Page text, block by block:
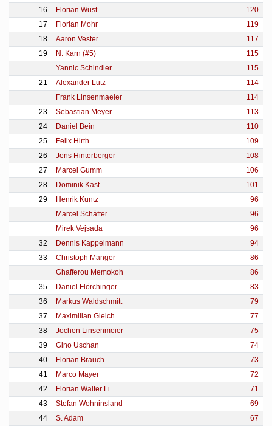
16
Florian Wüst
120
17
Florian Mohr
119
18
Aaron Vester
117
19
N. Karn (#5)
115
Yannic Schindler
115
21
Alexander Lutz
114
Frank Linsenmaeier
114
23
Sebastian Meyer
113
24
Daniel Bein
110
25
Felix Hirth
109
26
Jens Hinterberger
108
27
Marcel Gumm
106
28
Dominik Kast
101
29
Henrik Kuntz
96
Marcel Schäfter
96
Mirek Vejsada
96
32
Dennis Kappelmann
94
33
Christoph Manger
86
Ghafferou Memokoh
86
35
Daniel Flörchinger
83
36
Markus Waldschmitt
79
37
Maximilian Gleich
77
38
Jochen Linsenmeier
75
39
Gino Uschan
74
40
Florian Brauch
73
41
Marco Mayer
72
42
Florian Walter Li.
71
43
Stefan Wohninsland
69
44
S. Adam 67